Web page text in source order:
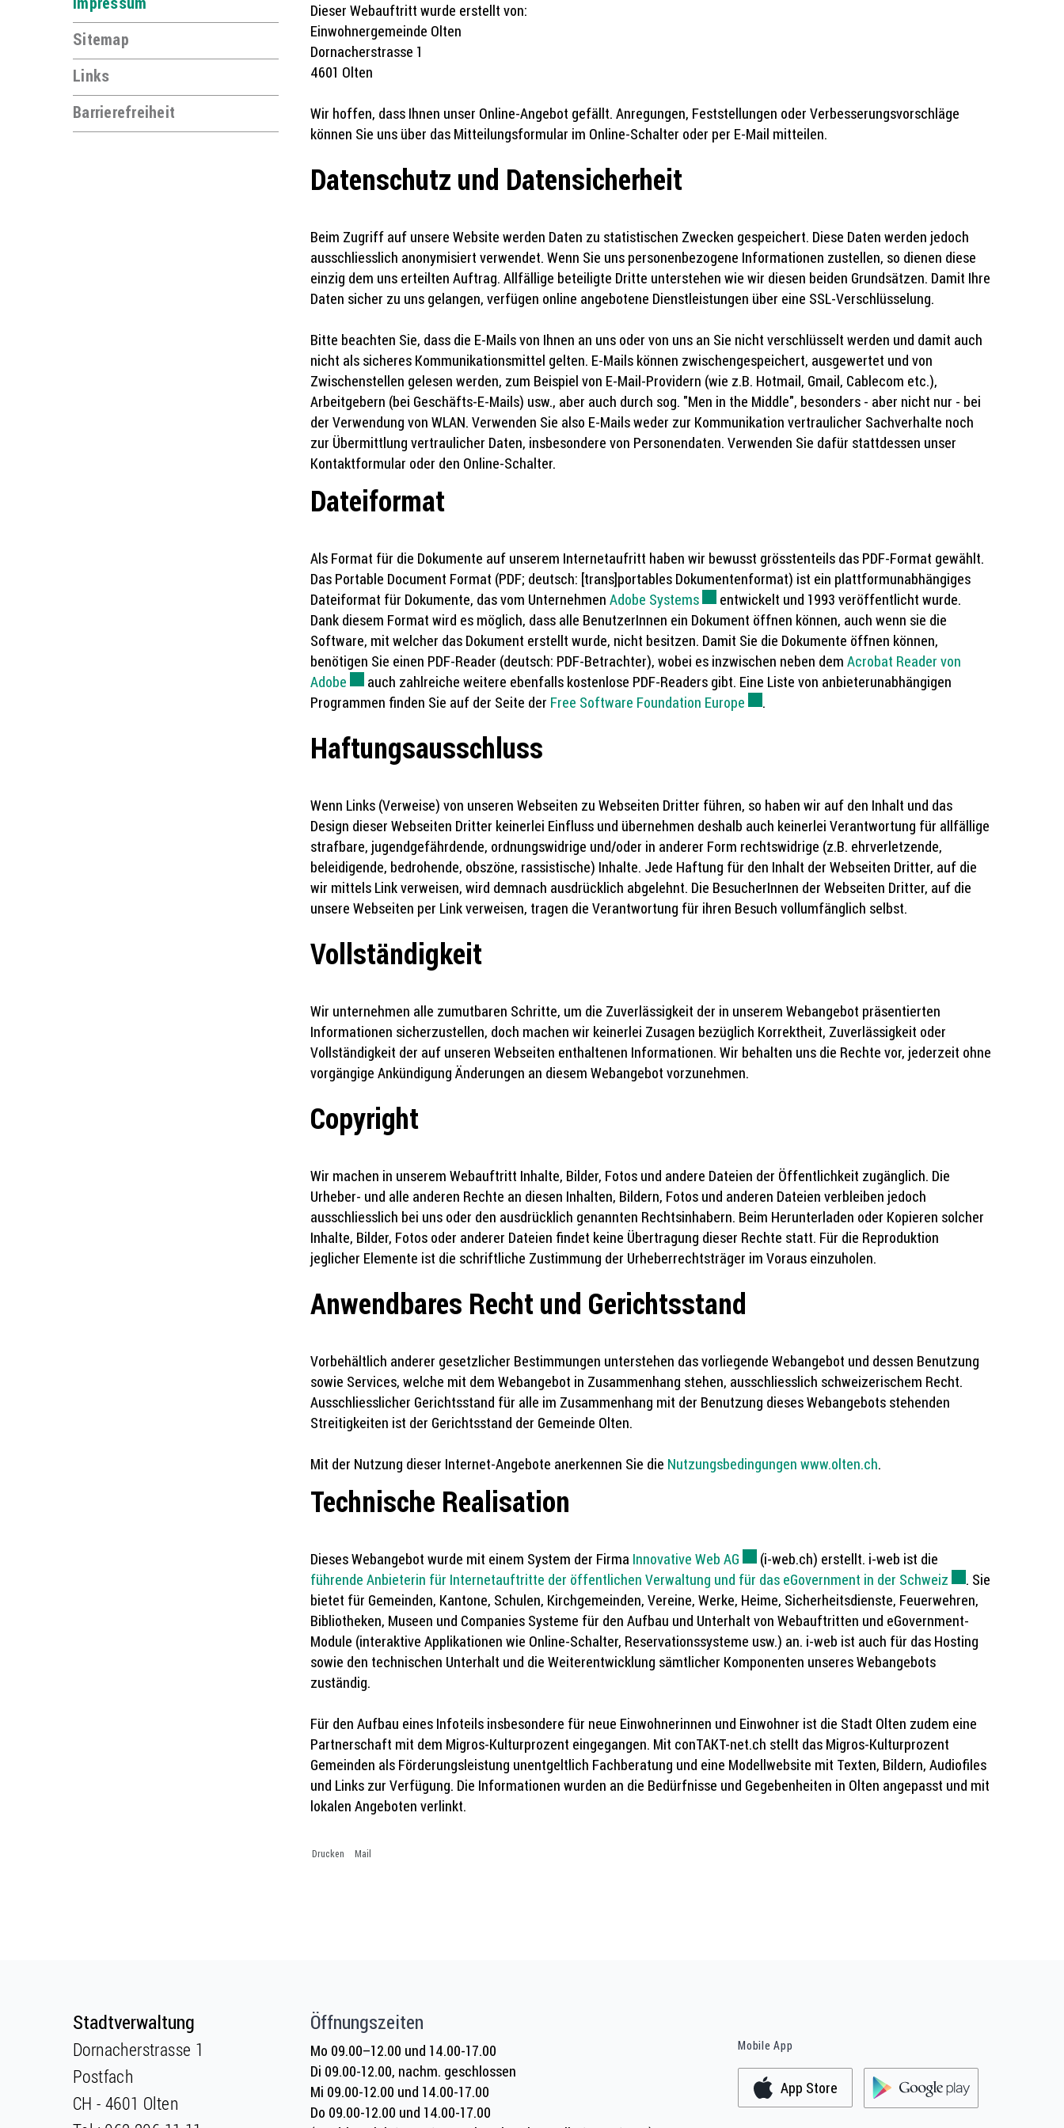
Sitemap
Links
Barrierefreiheit
Dieser Webauftritt wurde erstellt von:
Einwohnergemeinde Olten
Dornacherstrasse 1
4601 Olten
Wir hoffen, dass Ihnen unser Online-Angebot gefällt. Anregungen, Feststellungen oder Verbesserungsvorschläge
können Sie uns über das Mitteilungsformular im Online-Schalter oder per E-Mail mitteilen.
Datenschutz und Datensicherheit
Beim Zugriff auf unsere Website werden Daten zu statistischen Zwecken gespeichert. Diese Daten werden jedoch
ausschliesslich anonymisiert verwendet. Wenn Sie uns personenbezogene Informationen zustellen, so dienen diese
einzig dem uns erteilten Auftrag. Allfällige beteiligte Dritte unterstehen wie wir diesen beiden Grundsätzen. Damit Ihre
Daten sicher zu uns gelangen, verfügen online angebotene Dienstleistungen über eine SSL-Verschlüsselung.
Bitte beachten Sie, dass die E-Mails von Ihnen an uns oder von uns an Sie nicht verschlüsselt werden und damit auch
nicht als sicheres Kommunikationsmittel gelten. E-Mails können zwischengespeichert, ausgewertet und von
Zwischenstellen gelesen werden, zum Beispiel von E-Mail-Providern (wie z.B. Hotmail, Gmail, Cablecom etc.),
Arbeitgebern (bei Geschäfts-E-Mails) usw., aber auch durch sog. "Men in the Middle", besonders - aber nicht nur - bei
der Verwendung von WLAN. Verwenden Sie also E-Mails weder zur Kommunikation vertraulicher Sachverhalte noch
zur Übermittlung vertraulicher Daten, insbesondere von Personendaten. Verwenden Sie dafür stattdessen unser
Kontaktformular oder den Online-Schalter.
Dateiformat
Als Format für die Dokumente auf unserem Internetaufritt haben wir bewusst grösstenteils das PDF-Format gewählt.
Das Portable Document Format (PDF; deutsch: [trans]portables Dokumentenformat) ist ein plattformunabhängiges
Dateiformat für Dokumente, das vom Unternehmen Adobe SystemsExterner Link wird in einem neuen Fenster geöffnet.
entwickelt und 1993 veröffentlicht wurde.
Dank diesem Format wird es möglich, dass alle BenutzerInnen ein Dokument öffnen können, auch wenn sie die
Software, mit welcher das Dokument erstellt wurde, nicht besitzen. Damit Sie die Dokumente öffnen können,
benötigen Sie einen PDF-Reader (deutsch: PDF-Betrachter), wobei es inzwischen neben dem Acrobat Reader von
Adobe Externer Link wird in einem neuen Fenster geöffnet.
auch zahlreiche weitere ebenfalls kostenlose PDF-Readers gibt. Eine Liste von anbieterunabhängigen
Programmen finden Sie auf der Seite der Free Software Foundation Europe Externer Link wird in einem neuen Fenster geöffnet.
.
Haftungsausschluss
Wenn Links (Verweise) von unseren Webseiten zu Webseiten Dritter führen, so haben wir auf den Inhalt und das
Design dieser Webseiten Dritter keinerlei Einfluss und übernehmen deshalb auch keinerlei Verantwortung für allfällige
strafbare, jugendgefährdende, ordnungswidrige und/oder in anderer Form rechtswidrige (z.B. ehrverletzende,
beleidigende, bedrohende, obszöne, rassistische) Inhalte. Jede Haftung für den Inhalt der Webseiten Dritter, auf die
wir mittels Link verweisen, wird demnach ausdrücklich abgelehnt. Die BesucherInnen der Webseiten Dritter, auf die
unsere Webseiten per Link verweisen, tragen die Verantwortung für ihren Besuch vollumfänglich selbst.
Vollständigkeit
Wir unternehmen alle zumutbaren Schritte, um die Zuverlässigkeit der in unserem Webangebot präsentierten
Informationen sicherzustellen, doch machen wir keinerlei Zusagen bezüglich Korrektheit, Zuverlässigkeit oder
Vollständigkeit der auf unseren Webseiten enthaltenen Informationen. Wir behalten uns die Rechte vor, jederzeit ohne
vorgängige Ankündigung Änderungen an diesem Webangebot vorzunehmen.
Copyright
Wir machen in unserem Webauftritt Inhalte, Bilder, Fotos und andere Dateien der Öffentlichkeit zugänglich. Die
Urheber- und alle anderen Rechte an diesen Inhalten, Bildern, Fotos und anderen Dateien verbleiben jedoch
ausschliesslich bei uns oder den ausdrücklich genannten Rechtsinhabern. Beim Herunterladen oder Kopieren solcher
Inhalte, Bilder, Fotos oder anderer Dateien findet keine Übertragung dieser Rechte statt. Für die Reproduktion
jeglicher Elemente ist die schriftliche Zustimmung der Urheberrechtsträger im Voraus einzuholen.
Anwendbares Recht und Gerichtsstand
Vorbehältlich anderer gesetzlicher Bestimmungen unterstehen das vorliegende Webangebot und dessen Benutzung
sowie Services, welche mit dem Webangebot in Zusammenhang stehen, ausschliesslich schweizerischem Recht.
Ausschliesslicher Gerichtsstand für alle im Zusammenhang mit der Benutzung dieses Webangebots stehenden
Streitigkeiten ist der Gerichtsstand der Gemeinde Olten.
Mit der Nutzung dieser Internet-Angebote anerkennen Sie die Nutzungsbedingungen www.olten.ch.
Technische Realisation
Dieses Webangebot wurde mit einem System der Firma Innovative Web AG Externer Link wird in einem neuen Fenster geöffnet.
(i-web.ch) erstellt. i-web ist die
führende Anbieterin für Internetauftritte der öffentlichen Verwaltung und für das eGovernment in der Schweiz Externer Link wird
. Sie
bietet für Gemeinden, Kantone, Schulen, Kirchgemeinden, Vereine, Werke, Heime, Sicherheitsdienste, Feuerwehren,
Bibliotheken, Museen und Companies Systeme für den Aufbau und Unterhalt von Webauftritten und eGovernment-
Module (interaktive Applikationen wie Online-Schalter, Reservationssysteme usw.) an. i-web ist auch für das Hosting
sowie den technischen Unterhalt und die Weiterentwicklung sämtlicher Komponenten unseres Webangebots
zuständig.
Für den Aufbau eines Infoteils insbesondere für neue Einwohnerinnen und Einwohner ist die Stadt Olten zudem eine
Partnerschaft mit dem Migros-Kulturprozent eingegangen. Mit conTAKT-net.ch stellt das Migros-Kulturprozent
Gemeinden als Förderungsleistung unentgeltlich Fachberatung und eine Modellwebsite mit Texten, Bildern, Audiofiles
und Links zur Verfügung. Die Informationen wurden an die Bedürfnisse und Gegebenheiten in Olten angepasst und mit
lokalen Angeboten verlinkt.
Drucken Mail
FusszeileStadtverwaltung
Dornacherstrasse 1
Postfach
CH - 4601 Olten
Öffnungszeiten
Mo 09.00–12.00 und 14.00-17.00
Di 09.00-12.00, nachm. geschlossen
Mi 09.00-12.00 und 14.00-17.00
Do 09.00-12.00 und 14.00-17.00
Mobile App
App Store